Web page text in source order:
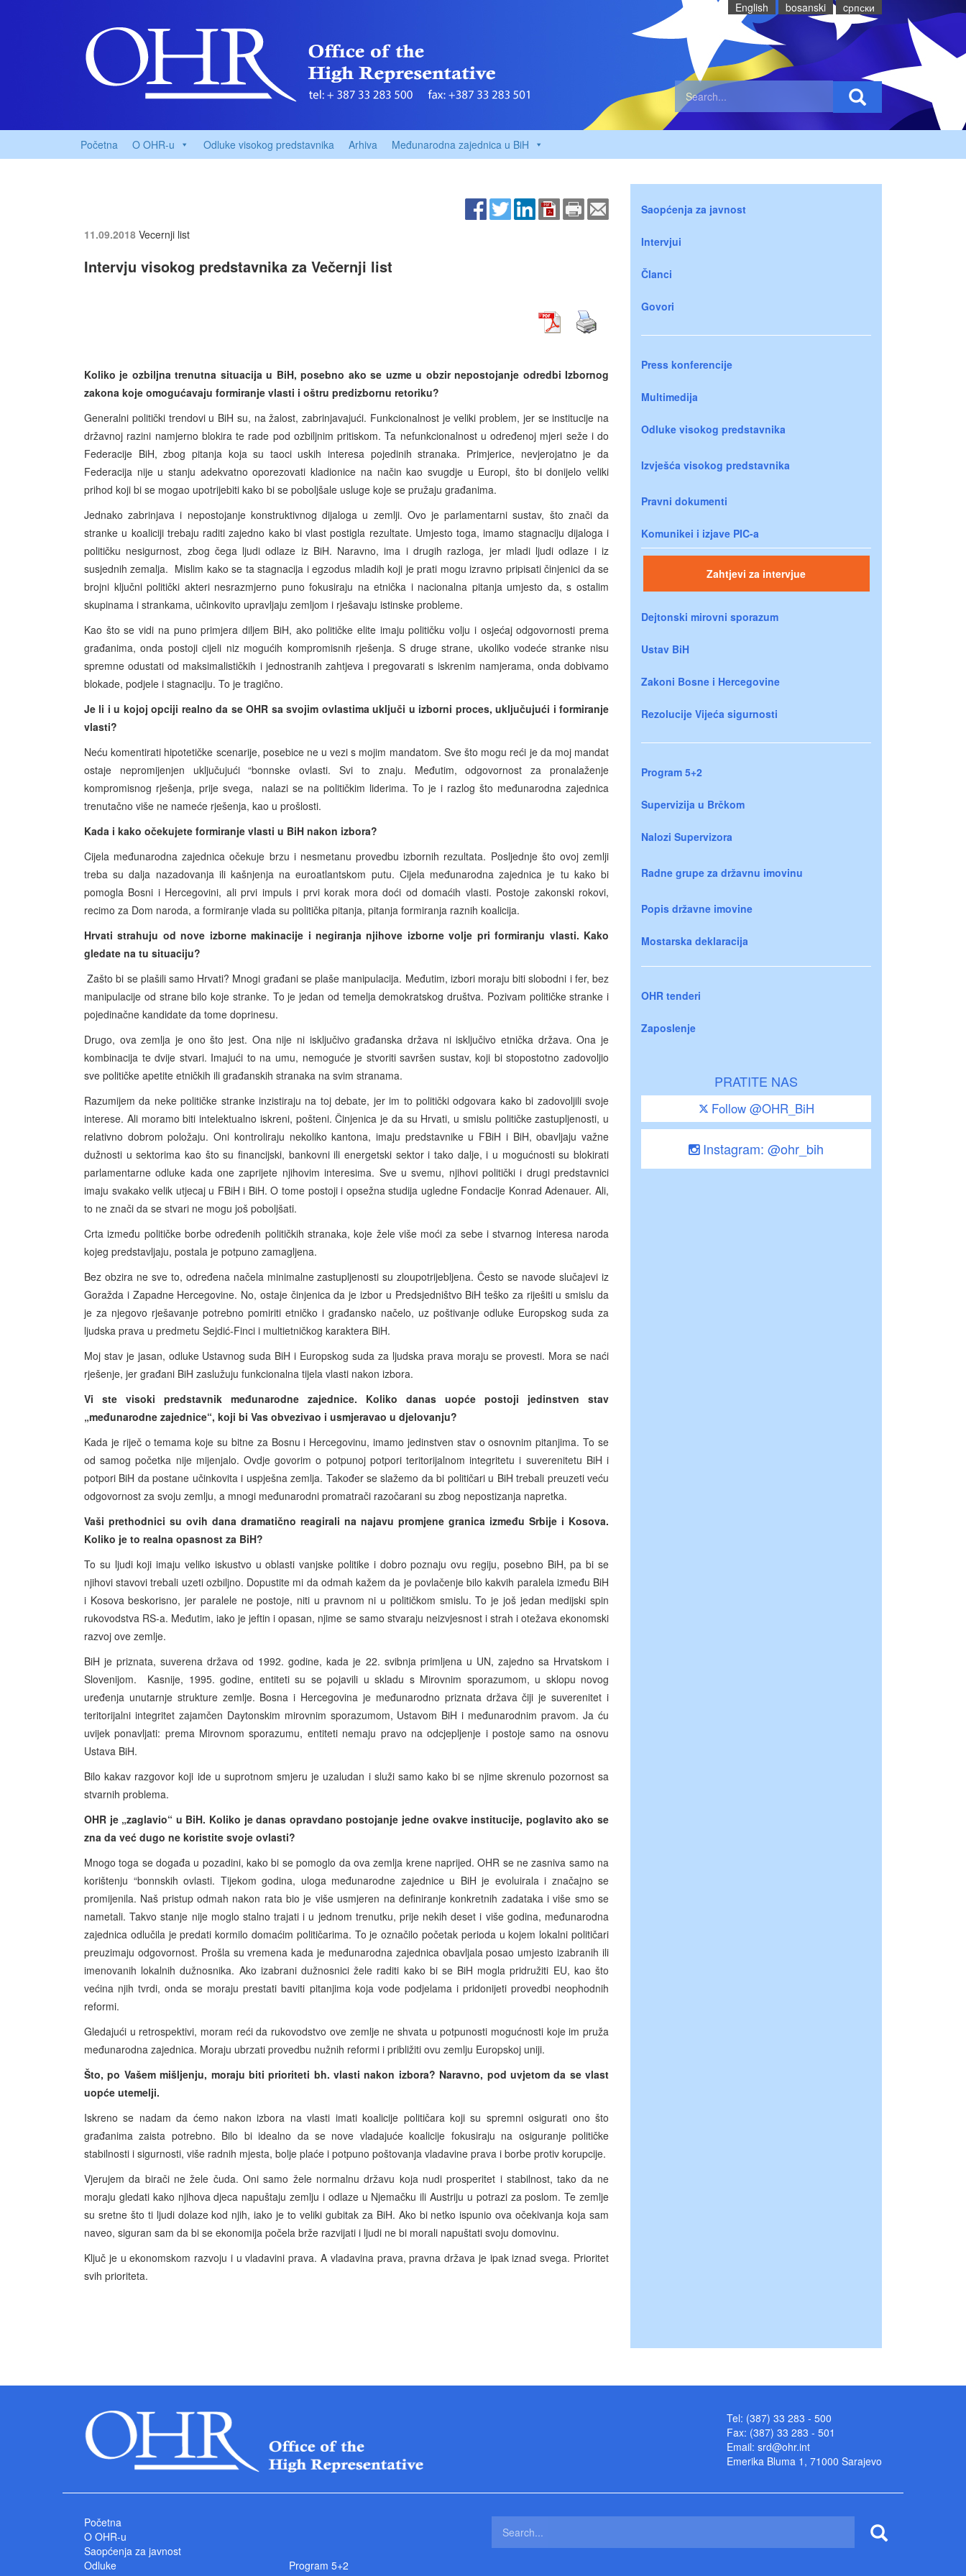
English bosanski cрпски
Početna O OHR-u Odluke visokog predstavnika Arhiva Međunarodna zajednica u BiH
11.09.2018 Vecernji list
Intervju visokog predstavnika za Večernji list
Koliko je ozbiljna trenutna situacija u BiH, posebno ako se uzme u obzir nepostojanje odredbi Izbornog
zakona koje omogućavaju formiranje vlasti i oštru predizbornu retoriku?
Generalni politički trendovi u BiH su, na žalost, zabrinjavajući. Funkcionalnost je veliki problem, jer se institucije na
državnoj razini namjerno blokira te rade pod ozbiljnim pritiskom. Ta nefunkcionalnost u određenoj mjeri seže i do
Federacije BiH, zbog pitanja koja su taoci uskih interesa pojedinih stranaka. Primjerice, nevjerojatno je da
Federacija nije u stanju adekvatno oporezovati kladionice na način kao svugdje u Europi, što bi donijelo veliki
prihod koji bi se mogao upotrijebiti kako bi se poboljšale usluge koje se pružaju građanima.
Jednako zabrinjava i nepostojanje konstruktivnog dijaloga u zemlji. Ovo je parlamentarni sustav, što znači da
stranke u koaliciji trebaju raditi zajedno kako bi vlast postigla rezultate. Umjesto toga, imamo stagnaciju dijaloga i
političku nesigurnost, zbog čega ljudi odlaze iz BiH. Naravno, ima i drugih razloga, jer mladi ljudi odlaze i iz
susjednih zemalja. Mislim kako se ta stagnacija i egzodus mladih koji je prati mogu izravno pripisati činjenici da se
brojni ključni politički akteri nesrazmjerno puno fokusiraju na etnička i nacionalna pitanja umjesto da, s ostalim
skupinama i strankama, učinkovito upravljaju zemljom i rješavaju istinske probleme.
Kao što se vidi na puno primjera diljem BiH, ako političke elite imaju političku volju i osjećaj odgovornosti prema
građanima, onda postoji cijeli niz mogućih kompromisnih rješenja. S druge strane, ukoliko vodeće stranke nisu
spremne odustati od maksimalističkih i jednostranih zahtjeva i pregovarati s iskrenim namjerama, onda dobivamo
blokade, podjele i stagnaciju. To je tragično.
Je li i u kojoj opciji realno da se OHR sa svojim ovlastima uključi u izborni proces, uključujući i formiranje
vlasti?
Neću komentirati hipotetičke scenarije, posebice ne u vezi s mojim mandatom. Sve što mogu reći je da moj mandat
ostaje nepromijenjen uključujući “bonnske ovlasti. Svi to znaju. Međutim, odgovornost za pronalaženje
kompromisnog rješenja, prije svega, nalazi se na političkim liderima. To je i razlog što međunarodna zajednica
trenutačno više ne nameće rješenja, kao u prošlosti.
Kada i kako očekujete formiranje vlasti u BiH nakon izbora?
Cijela međunarodna zajednica očekuje brzu i nesmetanu provedbu izbornih rezultata. Posljednje što ovoj zemlji
treba su dalja nazadovanja ili kašnjenja na euroatlantskom putu. Cijela međunarodna zajednica je tu kako bi
pomogla Bosni i Hercegovini, ali prvi impuls i prvi korak mora doći od domaćih vlasti. Postoje zakonski rokovi,
recimo za Dom naroda, a formiranje vlada su politička pitanja, pitanja formiranja raznih koalicija.
Hrvati strahuju od nove izborne makinacije i negiranja njihove izborne volje pri formiranju vlasti. Kako
gledate na tu situaciju?
Zašto bi se plašili samo Hrvati? Mnogi građani se plaše manipulacija. Međutim, izbori moraju biti slobodni i fer, bez
manipulacije od strane bilo koje stranke. To je jedan od temelja demokratskog društva. Pozivam političke stranke i
pojedinačne kandidate da tome doprinesu.
Drugo, ova zemlja je ono što jest. Ona nije ni isključivo građanska država ni isključivo etnička država. Ona je
kombinacija te dvije stvari. Imajući to na umu, nemoguće je stvoriti savršen sustav, koji bi stopostotno zadovoljio
sve političke apetite etničkih ili građanskih stranaka na svim stranama.
Razumijem da neke političke stranke inzistiraju na toj debate, jer im to politički odgovara kako bi zadovoljili svoje
interese. Ali moramo biti intelektualno iskreni, pošteni. Činjenica je da su Hrvati, u smislu političke zastupljenosti, u
relativno dobrom položaju. Oni kontroliraju nekoliko kantona, imaju predstavnike u FBiH i BiH, obavljaju važne
dužnosti u sektorima kao što su financijski, bankovni ili energetski sektor i tako dalje, i u mogućnosti su blokirati
parlamentarne odluke kada one zaprijete njihovim interesima. Sve u svemu, njihovi politički i drugi predstavnici
imaju svakako velik utjecaj u FBiH i BiH. O tome postoji i opsežna studija ugledne Fondacije Konrad Adenauer. Ali,
to ne znači da se stvari ne mogu još poboljšati.
Crta između političke borbe određenih političkih stranaka, koje žele više moći za sebe i stvarnog interesa naroda
kojeg predstavljaju, postala je potpuno zamagljena.
Bez obzira ne sve to, određena načela minimalne zastupljenosti su zloupotrijebljena. Često se navode slučajevi iz
Goražda i Zapadne Hercegovine. No, ostaje činjenica da je izbor u Predsjedništvo BiH teško za riješiti u smislu da
je za njegovo rješavanje potrebno pomiriti etničko i građansko načelo, uz poštivanje odluke Europskog suda za
ljudska prava u predmetu Sejdić-Finci i multietničkog karaktera BiH.
Moj stav je jasan, odluke Ustavnog suda BiH i Europskog suda za ljudska prava moraju se provesti. Mora se naći
rješenje, jer građani BiH zaslužuju funkcionalna tijela vlasti nakon izbora.
Vi ste visoki predstavnik međunarodne zajednice. Koliko danas uopće postoji jedinstven stav
„međunarodne zajednice“, koji bi Vas obvezivao i usmjeravao u djelovanju?
Kada je riječ o temama koje su bitne za Bosnu i Hercegovinu, imamo jedinstven stav o osnovnim pitanjima. To se
od samog početka nije mijenjalo. Ovdje govorim o potpunoj potpori teritorijalnom integritetu i suverenitetu BiH i
potpori BiH da postane učinkovita i uspješna zemlja. Također se slažemo da bi političari u BiH trebali preuzeti veću
odgovornost za svoju zemlju, a mnogi međunarodni promatrači razočarani su zbog nepostizanja napretka.
Vaši prethodnici su ovih dana dramatično reagirali na najavu promjene granica između Srbije i Kosova.
Koliko je to realna opasnost za BiH?
To su ljudi koji imaju veliko iskustvo u oblasti vanjske politike i dobro poznaju ovu regiju, posebno BiH, pa bi se
njihovi stavovi trebali uzeti ozbiljno. Dopustite mi da odmah kažem da je povlačenje bilo kakvih paralela između BiH
i Kosova beskorisno, jer paralele ne postoje, niti u pravnom ni u političkom smislu. To je još jedan medijski spin
rukovodstva RS-a. Međutim, iako je jeftin i opasan, njime se samo stvaraju neizvjesnost i strah i otežava ekonomski
razvoj ove zemlje.
BiH je priznata, suverena država od 1992. godine, kada je 22. svibnja primljena u UN, zajedno sa Hrvatskom i
Slovenijom. Kasnije, 1995. godine, entiteti su se pojavili u skladu s Mirovnim sporazumom, u sklopu novog
uređenja unutarnje strukture zemlje. Bosna i Hercegovina je međunarodno priznata država čiji je suverenitet i
teritorijalni integritet zajamčen Daytonskim mirovnim sporazumom, Ustavom BiH i međunarodnim pravom. Ja ću
uvijek ponavljati: prema Mirovnom sporazumu, entiteti nemaju pravo na odcjepljenje i postoje samo na osnovu
Ustava BiH.
Bilo kakav razgovor koji ide u suprotnom smjeru je uzaludan i služi samo kako bi se njime skrenulo pozornost sa
stvarnih problema.
OHR je „zaglavio“ u BiH. Koliko je danas opravdano postojanje jedne ovakve institucije, poglavito ako se
zna da već dugo ne koristite svoje ovlasti?
Mnogo toga se događa u pozadini, kako bi se pomoglo da ova zemlja krene naprijed. OHR se ne zasniva samo na
korištenju “bonnskih ovlasti. Tijekom godina, uloga međunarodne zajednice u BiH je evoluirala i značajno se
promijenila. Naš pristup odmah nakon rata bio je više usmjeren na definiranje konkretnih zadataka i više smo se
nametali. Takvo stanje nije moglo stalno trajati i u jednom trenutku, prije nekih deset i više godina, međunarodna
zajednica odlučila je predati kormilo domaćim političarima. To je označilo početak perioda u kojem lokalni političari
preuzimaju odgovornost. Prošla su vremena kada je međunarodna zajednica obavljala posao umjesto izabranih ili
imenovanih lokalnih dužnosnika. Ako izabrani dužnosnici žele raditi kako bi se BiH mogla pridružiti EU, kao što
većina njih tvrdi, onda se moraju prestati baviti pitanjima koja vode podjelama i pridonijeti provedbi neophodnih
reformi.
Gledajući u retrospektivi, moram reći da rukovodstvo ove zemlje ne shvata u potpunosti mogućnosti koje im pruža
međunarodna zajednica. Moraju ubrzati provedbu nužnih reformi i približiti ovu zemlju Europskoj uniji.
Što, po Vašem mišljenju, moraju biti prioriteti bh. vlasti nakon izbora? Naravno, pod uvjetom da se vlast
uopće utemelji.
Iskreno se nadam da ćemo nakon izbora na vlasti imati koalicije političara koji su spremni osigurati ono što
građanima zaista potrebno. Bilo bi idealno da se nove vladajuće koalicije fokusiraju na osiguranje političke
stabilnosti i sigurnosti, više radnih mjesta, bolje plaće i potpuno poštovanja vladavine prava i borbe protiv korupcije.
Vjerujem da birači ne žele čuda. Oni samo žele normalnu državu koja nudi prosperitet i stabilnost, tako da ne
moraju gledati kako njihova djeca napuštaju zemlju i odlaze u Njemačku ili Austriju u potrazi za poslom. Te zemlje
su sretne što ti ljudi dolaze kod njih, iako je to veliki gubitak za BiH. Ako bi netko ispunio ova očekivanja koja sam
naveo, siguran sam da bi se ekonomija počela brže razvijati i ljudi ne bi morali napuštati svoju domovinu.
Ključ je u ekonomskom razvoju i u vladavini prava. A vladavina prava, pravna država je ipak iznad svega. Prioritet
svih prioriteta.
Saopćenja za javnost
Intervjui
Članci
Govori
Press konferencije
Multimedija
Odluke visokog predstavnika
Izvješća visokog predstavnika
Pravni dokumenti
Komunikei i izjave PIC-a
Zahtjevi za intervjue
Dejtonski mirovni sporazum
Ustav BiH
Zakoni Bosne i Hercegovine
Rezolucije Vijeća sigurnosti
Program 5+2
Supervizija u Brčkom
Nalozi Supervizora
Radne grupe za državnu imovinu
Popis državne imovine
Mostarska deklaracija
OHR tenderi
Zaposlenje
PRATITE NAS
Follow @OHR_BiH
Instagram: @ohr_bih
Tel: (387) 33 283 - 500
Fax: (387) 33 283 - 501
Email: srd@ohr.int
Emerika Bluma 1, 71000 Sarajevo
Početna
O OHR-u
Saopćenja za javnost
Odluke
Program 5+2